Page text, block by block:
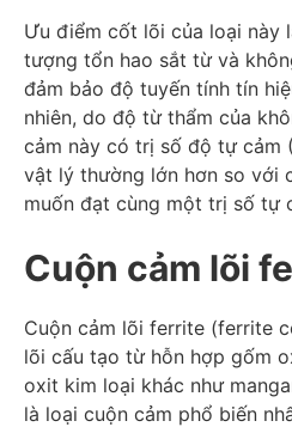
Ưu điểm cốt lõi của loại này
tượng tổn hao sắt từ và
đảm bảo độ tuyến tính tín
nhiên, do độ từ thẩm của
cảm này có trị số độ tự cảm
vật lý thường lớn hơn so với
muốn đạt cùng một trị số tự
Cuộn cảm lõi
Cuộn cảm lõi ferrite (ferrite
lõi cấu tạo từ hỗn hợp gốm
oxit kim loại khác như
là loại cuộn cảm phổ biến